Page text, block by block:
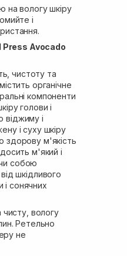
на вологу шкіру
і
Press Avocado
чистоту та
органічне
компоненти
голови і
віджиму і
і суху шкіру
здорову м'якість
м'який і
собою
шкідливого
сонячних
чисту, вологу
Ретельно
не